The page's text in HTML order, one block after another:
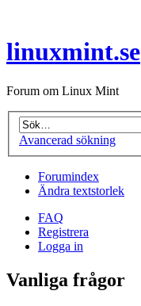
linuxmint.se
Forum om Linux Mint
Avancerad sökning
Forumindex
Ändra textstorlek
FAQ
Registrera
Logga in
Vanliga frågor